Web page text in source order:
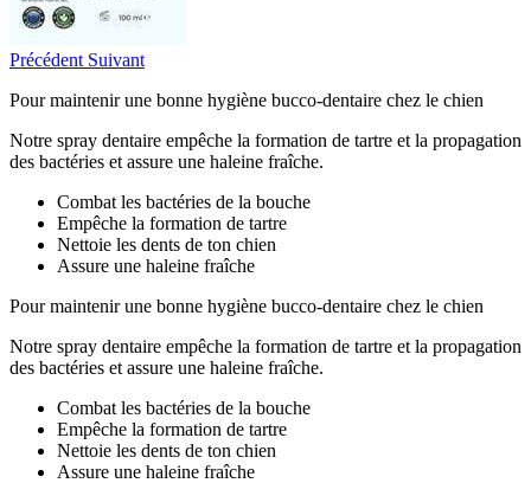
Précédent Suivant
Pour maintenir une bonne hygiène bucco-dentaire chez le chien
Notre spray dentaire empêche la formation de tartre et la propagation
des bactéries et assure une haleine fraîche.
Combat les bactéries de la bouche
Empêche la formation de tartre
Nettoie les dents de ton chien
Assure une haleine fraîche
Pour maintenir une bonne hygiène bucco-dentaire chez le chien
Notre spray dentaire empêche la formation de tartre et la propagation
des bactéries et assure une haleine fraîche.
Combat les bactéries de la bouche
Empêche la formation de tartre
Nettoie les dents de ton chien
Assure une haleine fraîche